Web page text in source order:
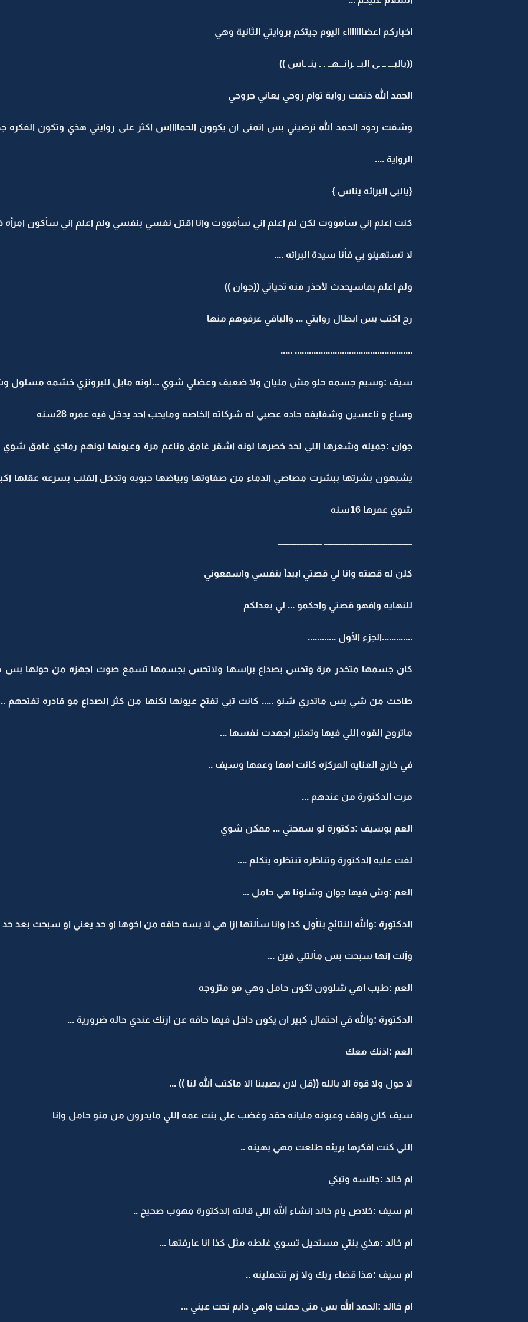
اخباركم اعضاااااااء اليوم جيتكم بروايتي الثانية وهي
((يالبـــ ــ ـى البــ ـرائـــهــ ـ ـ ينـ ـاس ))
الحمد الله ختمت رواية توأم روحي يعاني جروحي
وشفت ردود الحمد الله ترضيني بس اتمنى ان يكوون الحمااااس اكثر على روايتي هذي وتكون الفكره
الرواية ....
{يالبى البرائه يناس }
كنت اعلم اني سأمووت لكن لم اعلم اني سأمووت وانا اقتل نفسي بنفسي ولم اعلم اني سأكون امرأه
لا تستهينو بي فأنا سيدة البرائه ....
ولم اعلم بماسيحدث لأحذر منه تحياتي ((جوان ))
رح اكتب بس ابطال روايتي ... والباقي عرفوهم منها
.................................................. .....
سيف :وسيم جسمه حلو مش مليان ولا ضعيف وعضلي شوي ...لونه مايل للبرونزي خشمه مسلول
وساع و ناعسين وشفايفه حاده عصبي له شركاته الخاصه ومايحب احد يدخل فيه عمره 28سنه
جوان :جميله وشعرها اللي لحد خصرها لونه اشقر غامق وناعم مرة وعيونها لونهم رمادي غامق
يشبهون بشرتها ببشرت مصاصي الدماء من صفاوتها وبياضها حبوبه وتدخل القلب بسرعه عقلها
شوي عمرها 16سنه
ــــــــــــــــــــــــــــــــــــــــــــــــــ ـــــــــــــــــــــــــ
كلن له قصته وانا لي قصتي اببدأ بنفسي واسمعوني
للنهايه وافهو قصتي واحكمو ... لي بعدلكم
.............الجزء الأول ............
كان جسمها متخدر مرة وتحس بصداع براسها ولاتحس بجسمها تسمع صوت اجهزه من حولها بس
طاحت من شي بس ماتدري شنو ..... كانت تبي تفتح عيونها لكنها من كثر الصداع مو قادره
ماتروح القوه اللي فيها وتعتبر اجهدت نفسها ...
في خارج العنايه المركزه كانت امها وعمها وسيف ..
مرت الدكتورة من عندهم ...
العم بوسيف :دكتورة لو سمحتي ... ممكن شوي
لفت عليه الدكتورة وتناظره تنتظره يتكلم ....
العم :وش فيها جوان وشلونا هي حامل ...
الدكتورة :والله النتائج بتأول كدا وانا سألتها ازا هي لا بسه حاقه من اخوها او حد يعني او سبحت بعد حد
وآلت انها سبحت بس مألتلي فين ...
العم :طيب اهي شلوون تكون حامل وهي مو متزوجه
الدكتورة :والله في احتمال كبير ان يكون داخل فيها حاقه عن ازنك عندي حاله ضرورية ...
العم :اذنك معك
لا حول ولا قوة الا بالله ((قل لان يصيبنا الا ماكتب الله لنا )) ...
سيف كان واقف وعيونه مليانه حقد وغضب على بنت عمه اللي مايدرون من منو حامل وانا
اللي كنت افكرها بريئه طلعت مهي بهينه ..
ام خالد :جالسه وتبكي
ام سيف :خلاص يام خالد انشاء الله اللي قالته الدكتورة مهوب صحيح ..
ام خالد :هذي بنتي مستحيل تسوي غلطه مثل كذا انا عارفتها ...
ام سيف :هذا قضاء ربك ولا زم تتحملينه ..
ام خاالد :الحمد الله بس متى حملت واهي دايم تحت عيني ...